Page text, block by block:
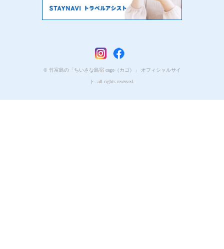
© 竹富島の「ちいさな島宿 cago（カゴ）」 オフィシャルサイ
ト. all rights reserved.